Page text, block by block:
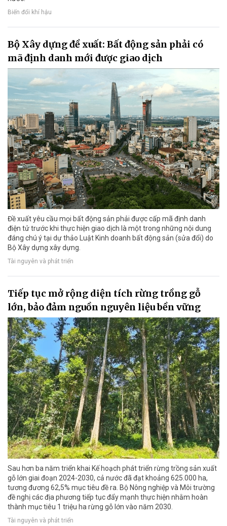
Biến đổi khí hậu
Bộ Xây dựng đề xuất: Bất động sản phải có
mã định danh mới được giao dịch
Đề xuất yêu cầu mọi bất động sản phải được cấp mã định danh
điện tử trước khi thực hiện giao dịch là một trong những nội dung
đáng chú ý tại dự thảo Luật Kinh doanh bất động sản (sửa đổi) do
Bộ Xây dựng xây dựng.
Tài nguyên và phát triển
Tiếp tục mở rộng diện tích rừng trồng gỗ
lớn, bảo đảm nguồn nguyên liệu bền vững
Sau hơn ba năm triển khai Kế hoạch phát triển rừng trồng sản xuất
gỗ lớn giai đoạn 2024-2030, cả nước đã đạt khoảng 625.000 ha,
tương đương 62,5% mục tiêu đề ra. Bộ Nông nghiệp và Môi trường
đề nghị các địa phương tiếp tục đẩy mạnh thực hiện nhằm hoàn
thành mục tiêu 1 triệu ha rừng gỗ lớn vào năm 2030.
Tài nguyên và phát triển